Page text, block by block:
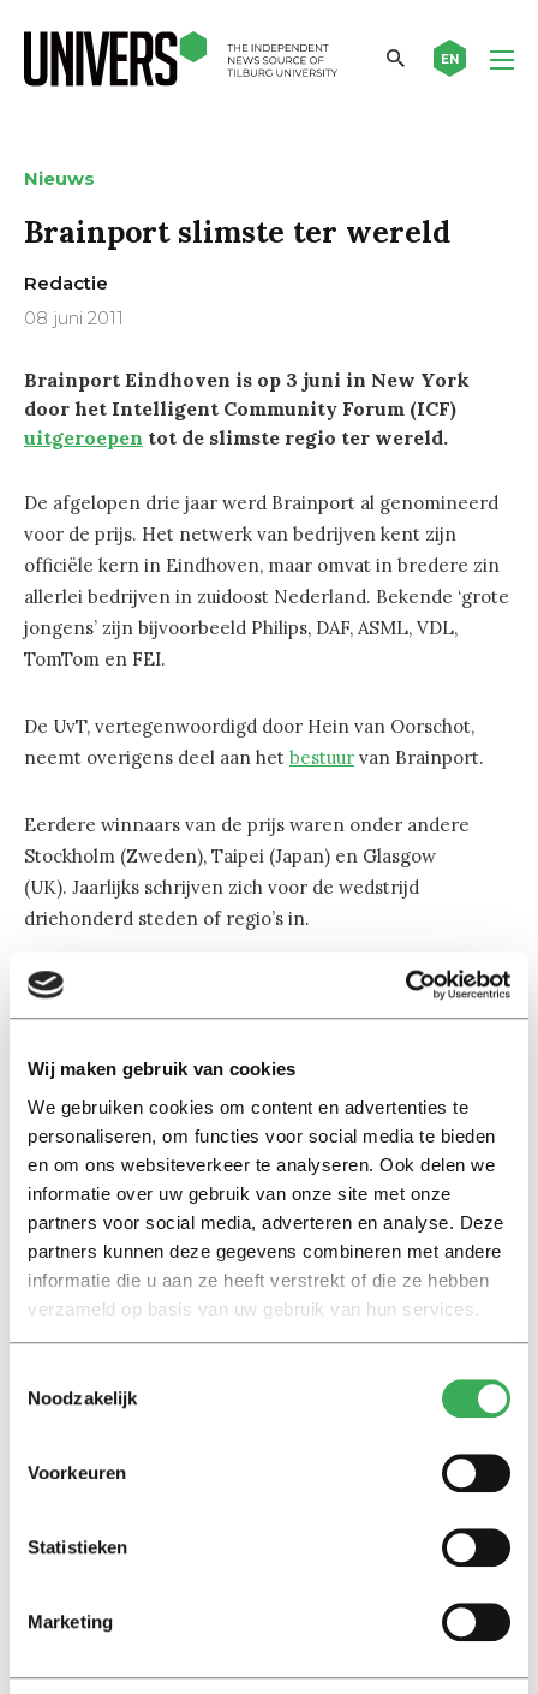
Wij maken gebruik van cookies
We gebruiken cookies om content en advertenties te
personaliseren, om functies voor social media te bieden
en om ons websiteverkeer te analyseren. Ook delen we
informatie over uw gebruik van onze site met onze
partners voor social media, adverteren en analyse. Deze
partners kunnen deze gegevens combineren met andere
informatie die u aan ze heeft verstrekt of die ze hebben
verzameld op basis van uw gebruik van hun services.
Noodzakelijk
Voorkeuren
Statistieken
Marketing
EN
Nieuws
Brainport slimste ter wereld
Redactie
08 juni 2011
Brainport Eindhoven is op 3 juni in New York
door het Intelligent Community Forum (ICF)
uitgeroepen tot de slimste regio ter wereld.
De afgelopen drie jaar werd Brainport al genomineerd
voor de prijs. Het netwerk van bedrijven kent zijn
officiële kern in Eindhoven, maar omvat in bredere zin
allerlei bedrijven in zuidoost Nederland. Bekende ‘grote
jongens’ zijn bijvoorbeeld Philips, DAF, ASML, VDL,
TomTom en FEI.
De UvT, vertegenwoordigd door Hein van Oorschot,
neemt overigens deel aan het bestuur van Brainport.
Eerdere winnaars van de prijs waren onder andere
Stockholm (Zweden), Taipei (Japan) en Glasgow
(UK). Jaarlijks schrijven zich voor de wedstrijd
driehonderd steden of regio’s in.
Lees ook
Interview
Marion Koopmans over online
bedreigingen en desinformatie:
‘Wetenschappers, kom die
ivoren toren uit’
kregen er een paar miljoen
slaapmiddelen: zo komen
studenten de tentamenperiode